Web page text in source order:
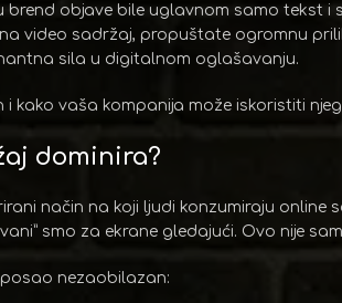
brend objave bile uglavnom samo
video sadržaj, propuštate ogromnu
sila u digitalnom oglašavanju.
kako vaša kompanija može iskoristiti
dominira?
način na koji ljudi konzumiraju online
smo za ekrane gledajući. Ovo nije
nezaobilazan: